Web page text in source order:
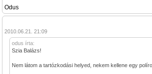
Odus
2010.06.21. 21:09
odus írta:
Szia Balázs!
Nem látom a tartózkodási helyed, nekem kellene egy